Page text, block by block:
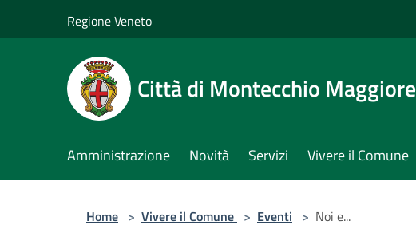
Regione Veneto
Città di Montecchio Maggiore
Amministrazione Novità Servizi Vivere il Comune
Home > Vivere il Comune > Eventi > Noi e...